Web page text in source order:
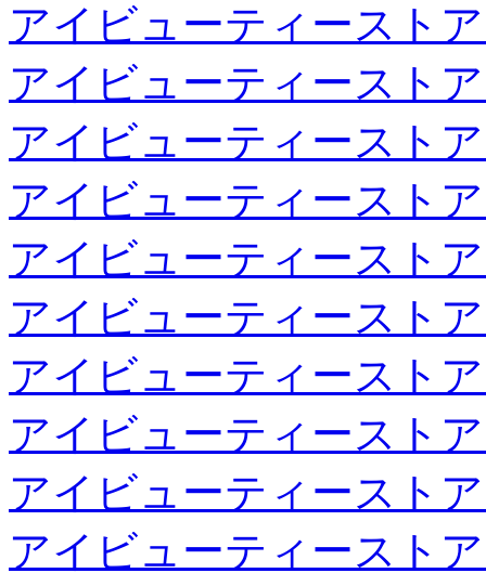
アイビューティースト
アイビューティースト
アイビューティースト
アイビューティースト
アイビューティースト
アイビューティースト
アイビューティースト
アイビューティースト
アイビューティースト
アイビューティースト